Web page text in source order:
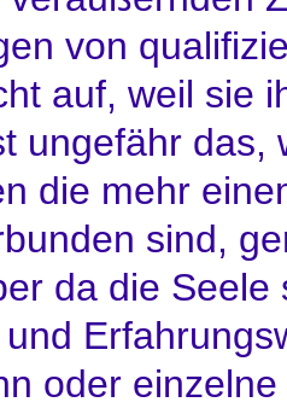
von
auf, weil sie
ungefähr das,
die mehr
sind,
da die
oder